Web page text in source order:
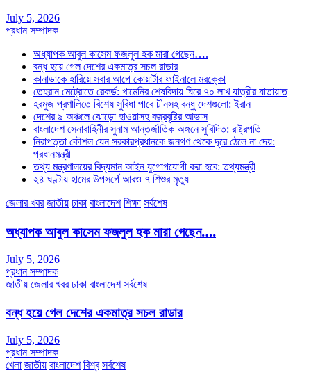
July 5, 2026
প্রধান সম্পাদক
অধ্যাপক আবুল কাসেম ফজলুল হক মারা গেছেন….
বন্ধ হয়ে গেল দেশের একমাত্র সচল রাডার
কানাডাকে হারিয়ে সবার আগে কোয়ার্টার ফাইনালে মরক্কো
তেহরান মেট্রোতে রেকর্ড: খামেনির শেষবিদায় ঘিরে ৭০ লাখ যাত্রীর যাতায়াত
হরমুজ প্রণালিতে বিশেষ সুবিধা পাবে চীনসহ বন্ধু দেশগুলো: ইরান
দেশের ৯ অঞ্চলে ঝোড়ো হাওয়াসহ বজ্রবৃষ্টির আভাস
বাংলাদেশ সেনাবাহিনীর সুনাম আন্তর্জাতিক অঙ্গনে সুবিদিত: রাষ্ট্রপতি
নিরাপত্তা কৌশল যেন সরকারপ্রধানকে জনগণ থেকে দূরে ঠেলে না দেয়:
প্রধানমন্ত্রী
তথ্য মন্ত্রণালয়ের বিদ্যমান আইন যুগোপযোগী করা হবে: তথ্যমন্ত্রী
২৪ ঘণ্টায় হামের উপসর্গে আরও ৭ শিশুর মৃত্যু
জেলার খবর জাতীয় ঢাকা বাংলাদেশ শিক্ষা সর্বশেষ
অধ্যাপক আবুল কাসেম ফজলুল হক মারা গেছেন….
July 5, 2026
প্রধান সম্পাদক
জাতীয় জেলার খবর ঢাকা বাংলাদেশ সর্বশেষ
বন্ধ হয়ে গেল দেশের একমাত্র সচল রাডার
July 5, 2026
প্রধান সম্পাদক
খেলা জাতীয় বাংলাদেশ বিশ্ব সর্বশেষ